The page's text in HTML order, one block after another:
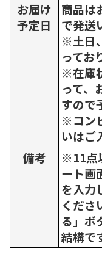
お届け
予定日
商品は
で発送
※土日
ってお
※在庫
って、
すので
※コン
いはご
備考
※11点
ート画
を入力
くださ
る」ボ
結構で